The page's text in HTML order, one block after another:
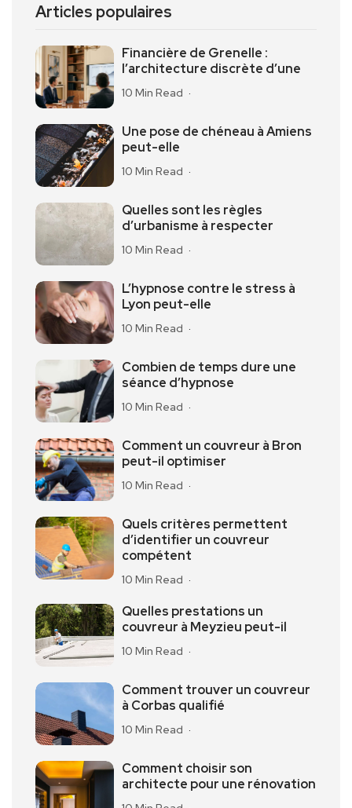
Articles populaires
Financière de Grenelle :
l’architecture discrète d’une
10 Min Read
Une pose de chéneau à Amiens
peut-elle
10 Min Read
Quelles sont les règles
d’urbanisme à respecter
10 Min Read
L’hypnose contre le stress à
Lyon peut-elle
10 Min Read
Combien de temps dure une
séance d’hypnose
10 Min Read
Comment un couvreur à Bron
peut-il optimiser
10 Min Read
Quels critères permettent
d’identifier un couvreur
compétent
10 Min Read
Quelles prestations un
couvreur à Meyzieu peut-il
10 Min Read
Comment trouver un couvreur
à Corbas qualifié
10 Min Read
Comment choisir son
architecte pour une rénovation